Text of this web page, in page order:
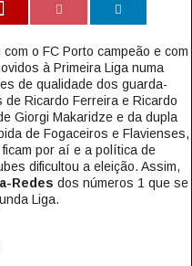
o FC Porto campeão e com
à Primeira Liga numa
de qualidade dos guarda-
Ricardo Ferreira e Ricardo
Giorgi Makaridze e da dupla
de Fogaceiros e Flavienses,
por aí e a política de
dificultou a eleição. Assim,
Redes dos números 1 que se
Liga.